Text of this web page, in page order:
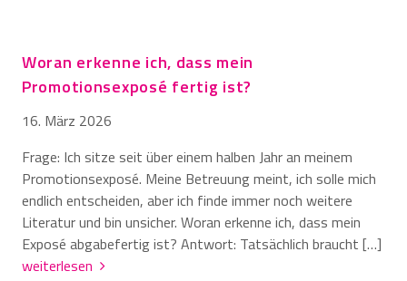
Woran erkenne ich, dass mein
Promotionsexposé fertig ist?
16. März 2026
Frage: Ich sitze seit über einem halben Jahr an meinem
Promotionsexposé. Meine Betreuung meint, ich solle mich
endlich entscheiden, aber ich finde immer noch weitere
Literatur und bin unsicher. Woran erkenne ich, dass mein
Exposé abgabefertig ist? Antwort: Tatsächlich braucht […]
weiterlesen